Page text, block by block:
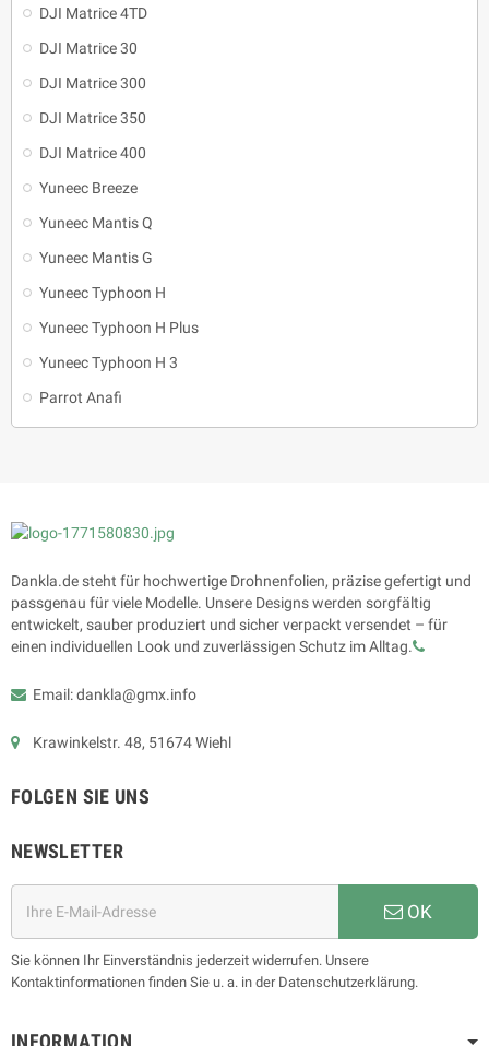
DJI Matrice 4TD
DJI Matrice 30
DJI Matrice 300
DJI Matrice 350
DJI Matrice 400
Yuneec Breeze
Yuneec Mantis Q
Yuneec Mantis G
Yuneec Typhoon H
Yuneec Typhoon H Plus
Yuneec Typhoon H 3
Parrot Anafi
Dankla.de steht für hochwertige Drohnenfolien, präzise gefertigt und
passgenau für viele Modelle. Unsere Designs werden sorgfältig
entwickelt, sauber produziert und sicher verpackt versendet – für
einen individuellen Look und zuverlässigen Schutz im Alltag.
Email: dankla@gmx.info
Krawinkelstr. 48, 51674 Wiehl
FOLGEN SIE UNS
NEWSLETTER
OK
Sie können Ihr Einverständnis jederzeit widerrufen. Unsere
Kontaktinformationen finden Sie u. a. in der Datenschutzerklärung.